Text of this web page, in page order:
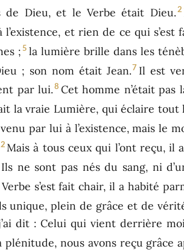
de Dieu, et le Verbe était Dieu.2
et rien de ce qui s’est
;5 la lumière brille dans les
; son nom était Jean.7 Il est
par lui. 8 Cet homme n’était pas
la vraie Lumière, qui éclaire tout
par lui à l’existence, mais le
Mais à tous ceux qui l’ont reçu, il
Ils ne sont pas nés du sang, ni
s’est fait chair, il a habité
unique, plein de grâce et de
dit : Celui qui vient derrière
plénitude, nous avons reçu grâce